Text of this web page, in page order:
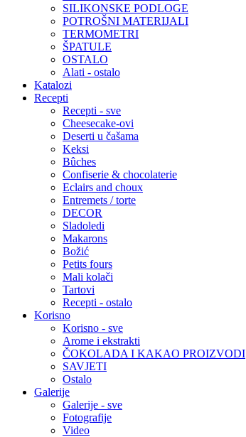
SILIKONSKE PODLOGE
POTROŠNI MATERIJALI
TERMOMETRI
ŠPATULE
OSTALO
Alati - ostalo
Katalozi
Recepti
Recepti - sve
Cheesecake-ovi
Deserti u čašama
Keksi
Bûches
Confiserie & chocolaterie
Eclairs and choux
Entremets / torte
DECOR
Sladoledi
Makarons
Božić
Petits fours
Mali kolači
Tartovi
Recepti - ostalo
Korisno
Korisno - sve
Arome i ekstrakti
ČOKOLADA I KAKAO PROIZVODI
SAVJETI
Ostalo
Galerije
Galerije - sve
Fotografije
Video